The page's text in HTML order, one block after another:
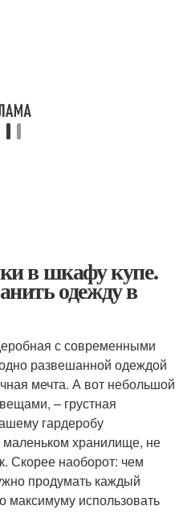
в шкафу купе.
одежду в
с современными
развешанной одеждой
мечта. А вот небольшой
– грустная
гардеробу
маленьком хранилище, не
Скорее наоборот: чем
продумать каждый
максимуму использовать